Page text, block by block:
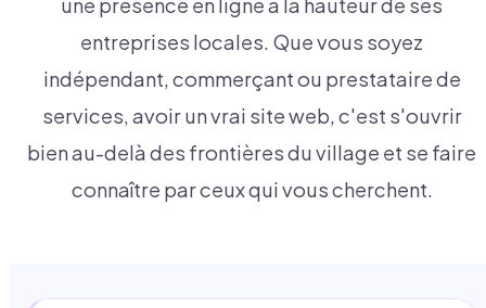
une présence en ligne à la hauteur de ses
entreprises locales. Que vous soyez
indépendant, commerçant ou prestataire de
services, avoir un vrai site web, c'est s'ouvrir
bien au-delà des frontières du village et se faire
connaître par ceux qui vous cherchent.